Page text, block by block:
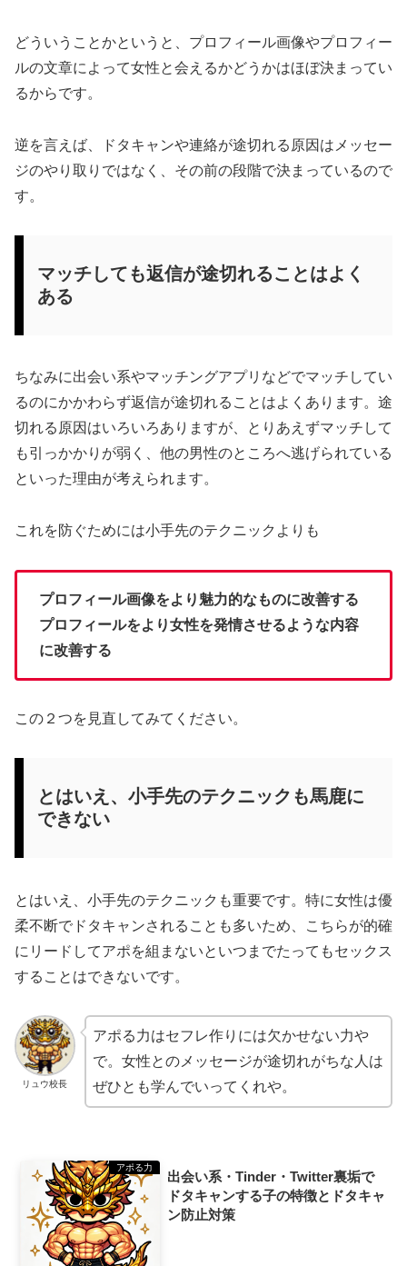
どういうことかというと、プロフィール画像やプロフィー
ルの文章によって女性と会えるかどうかはほぼ決まってい
るからです。
逆を言えば、ドタキャンや連絡が途切れる原因はメッセー
ジのやり取りではなく、その前の段階で決まっているので
す。
マッチしても返信が途切れることはよく
ある
ちなみに出会い系やマッチングアプリなどでマッチしてい
るのにかかわらず返信が途切れることはよくあります。途
切れる原因はいろいろありますが、とりあえずマッチして
も引っかかりが弱く、他の男性のところへ逃げられている
といった理由が考えられます。
これを防ぐためには小手先のテクニックよりも
プロフィール画像をより魅力的なものに改善する
プロフィールをより女性を発情させるような内容
に改善する
この２つを見直してみてください。
とはいえ、小手先のテクニックも馬鹿に
できない
とはいえ、小手先のテクニックも重要です。特に女性は優
柔不断でドタキャンされることも多いため、こちらが的確
にリードしてアポを組まないといつまでたってもセックス
することはできないです。
リュウ校長
アポる力はセフレ作りには欠かせない力や
で。女性とのメッセージが途切れがちな人は
ぜひとも学んでいってくれや。
アポる力
出会い系・Tinder・Twitter裏垢で
ドタキャンする子の特徴とドタキャ
ン防止対策